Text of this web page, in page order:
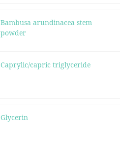
Bambusa arundinacea stem
powder
Caprylic/capric triglyceride
Glycerin